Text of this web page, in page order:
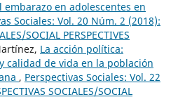
en adolescentes en
Sociales: Vol. 20 Núm. 2 (2018):
SOCIAL PERSPECTIVES
La acción política:
calidad de vida en la población
, Perspectivas Sociales: Vol. 22
SOCIALES/SOCIAL